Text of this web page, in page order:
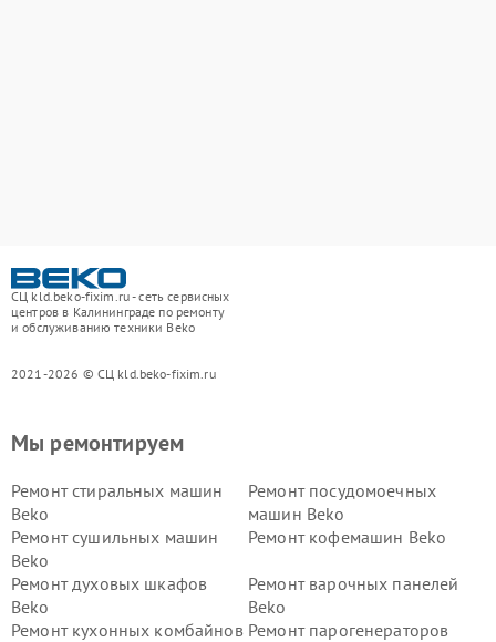
СЦ kld.beko-fixim.ru - сеть сервисных
центров в Калининграде по ремонту
и обслуживанию техники Beko
2021-2026 © СЦ kld.beko-fixim.ru
Мы ремонтируем
Ремонт стиральных машин
Beko
Ремонт посудомоечных
машин Beko
Ремонт сушильных машин
Beko
Ремонт кофемашин Beko
Ремонт духовых шкафов
Beko
Ремонт варочных панелей
Beko
Ремонт кухонных комбайнов Ремонт парогенераторов